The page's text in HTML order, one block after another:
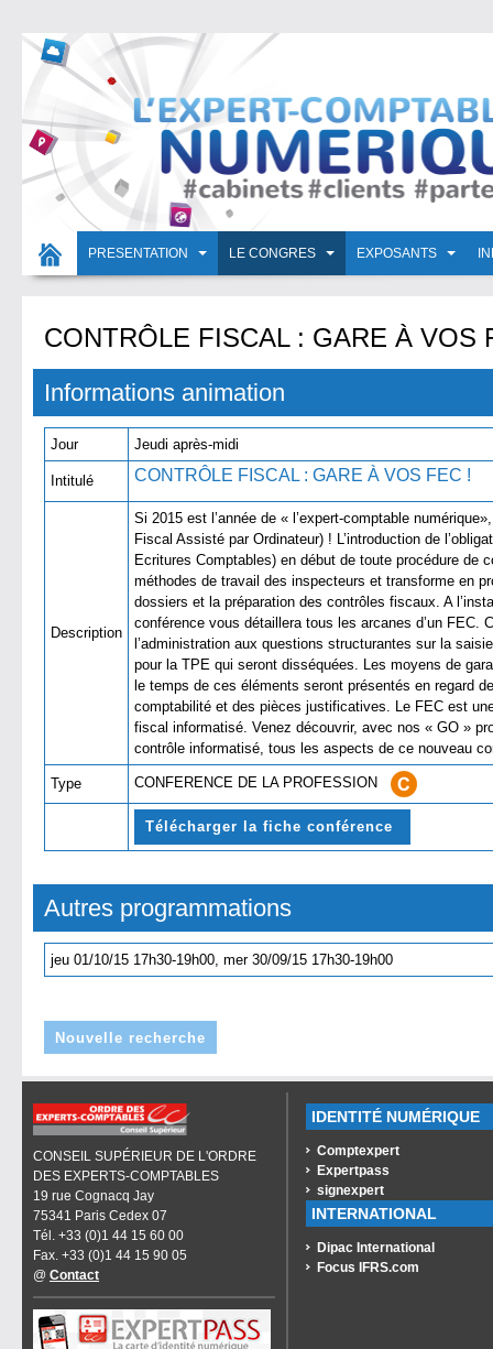
PRESENTATION LE CONGRES EXPOSANTS
CONTRÔLE FISCAL : GARE À VOS
Informations animation
Jour Jeudi après-midi
Intitulé CONTRÔLE FISCAL :
Description
Si 2015 est l’année de « l’expert-comptable
Fiscal Assisté par Ordinateur) ! L’introduction de
Ecritures Comptables) en début de toute procédure de
méthodes de travail des inspecteurs et transforme en
dossiers et la préparation des contrôles fiscaux. A
conférence vous détaillera tous les arcanes d’un FEC.
l’administration aux questions structurantes sur la
pour la TPE qui seront disséquées. Les moyens de
le temps de ces éléments seront présentés en regard
comptabilité et des pièces justificatives. Le FEC est
fiscal informatisé. Venez découvrir, avec nos « GO »
contrôle informatisé, tous les aspects de ce
Type CONFERENCE DE LA PROFESSION
Télécharger la fiche conférence
Autres programmations
jeu 01/10/15 17h30-19h00, mer 30/09/15 17h30-19h00
Nouvelle recherche
CONSEIL SUPÉRIEUR DE L'ORDRE
DES EXPERTS-COMPTABLES
19 rue Cognacq Jay
75341 Paris Cedex 07
Tél. +33 (0)1 44 15 60 00
Fax. +33 (0)1 44 15 90 05
@ Contact
IDENTITÉ NUMÉRIQUE
Comptexpert
Expertpass
signexpert
INTERNATIONAL
Dipac International
Focus IFRS.com